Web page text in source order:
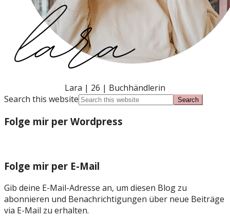
Lara | 26 | Buchhändlerin
Search this website
Folge mir per Wordpress
Folge mir per E-Mail
Gib deine E-Mail-Adresse an, um diesen Blog zu
abonnieren und Benachrichtigungen über neue Beiträge
via E-Mail zu erhalten.